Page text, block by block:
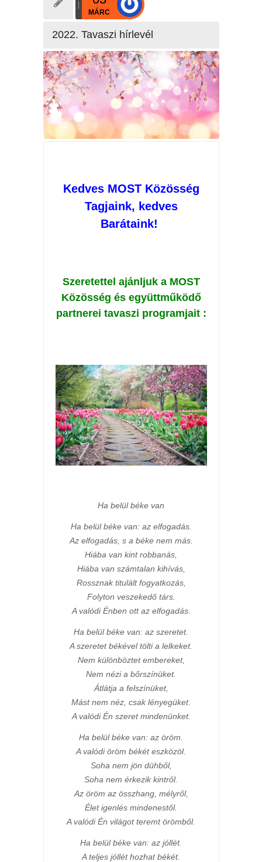
MÁRC
2022. Tavaszi hírlevél
Kedves MOST Közösség
Tagjaink, kedves
Barátaink!
Szeretettel ajánljuk a MOST
Közösség és együttműködő
partnerei tavaszi programjait :
Ha belül béke van
Ha belül béke van: az elfogadás.
Az elfogadás, s a béke nem más.
Hiába van kint robbanás,
Hiába van számtalan kihívás,
Rossznak titulált fogyatkozás,
Folyton veszekedő társ.
A valódi Énben ott az elfogadás.
Ha belül béke van: az szeretet.
A szeretet békével tölti a lelkeket.
Nem különböztet embereket,
Nem nézi a bőrszínüket.
Átlátja a felszínüket,
Mást nem néz, csak lényegüket.
A valódi Én szeret mindenünket.
Ha belül béke van: az öröm.
A valódi öröm békét eszközöl.
Soha nem jön dühből,
Soha nem érkezik kintről.
Az öröm az összhang, mélyről,
Élet igenlés mindenestől.
A valódi Én világot teremt örömből.
Ha belül béke van: az jóllét.
A teljes jóllét hozhat békét.